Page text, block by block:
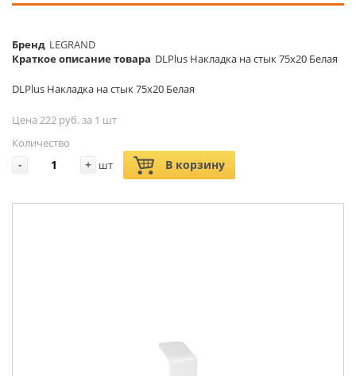
Бренд LEGRAND
Краткое описание товара DLPlus Накладка на стык 75х20 Белая
DLPlus Накладка на стык 75х20 Белая
Цена 222 руб. за 1 шт
Количество
- + шт В корзину